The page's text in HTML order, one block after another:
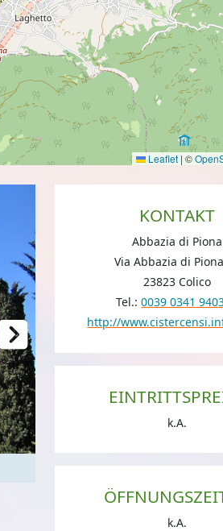
Leaflet | ©
KONTAKT
Abbazia di Piona
Via Abbazia di
23823 Colico
Tel.:0039 0341
http://
k.A.
k.A.